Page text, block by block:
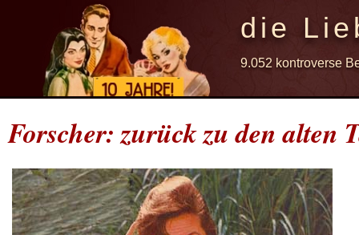
die
9.052 kontroverse
Forscher: zurück zu den alten